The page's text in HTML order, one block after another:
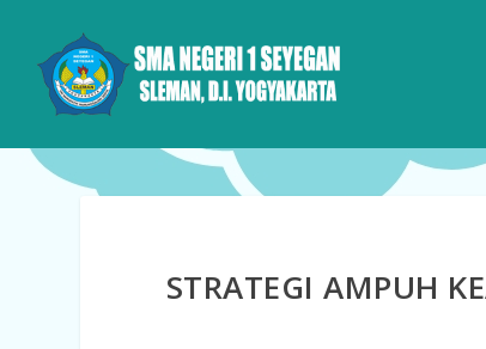
STRATEGI AMPUH